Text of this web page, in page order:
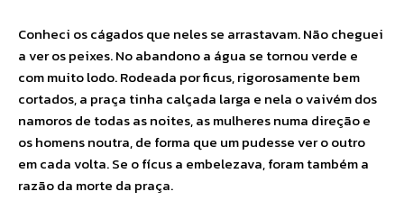
Conheci os cágados que neles se arrastavam. Não cheguei
a ver os peixes. No abandono a água se tornou verde e
com muito lodo. Rodeada por ficus, rigorosamente bem
cortados, a praça tinha calçada larga e nela o vaivém dos
namoros de todas as noites, as mulheres numa direção e
os homens noutra, de forma que um pudesse ver o outro
em cada volta. Se o fícus a embelezava, foram também a
razão da morte da praça.